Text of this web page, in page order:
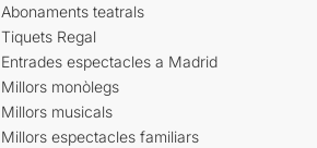
Abonaments teatrals
Tiquets Regal
Entrades espectacles a Madrid
Millors monòlegs
Millors musicals
Millors espectacles familiars